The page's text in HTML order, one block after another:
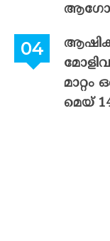
ആഗോള
മെയ്